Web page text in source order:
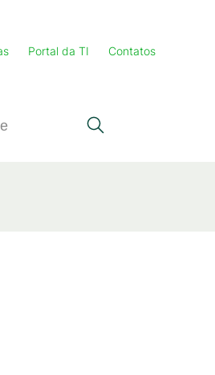
Portal da TI Contatos